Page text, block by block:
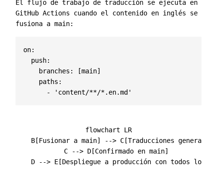
El flujo de trabajo de traducción se ejecuta en
GitHub Actions cuando el contenido en inglés se
fusiona a main:
on:
push:
branches : [main]
paths :
-
'content/**/*.en.md'
flowchart LR
    B[Fusionar a main] --> C[Traducciones generadas]
    C --> D[Confirmado en main]